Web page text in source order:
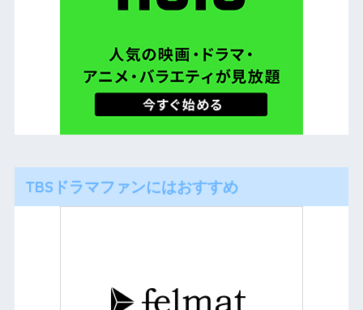
TBSドラマファンにはおすすめ